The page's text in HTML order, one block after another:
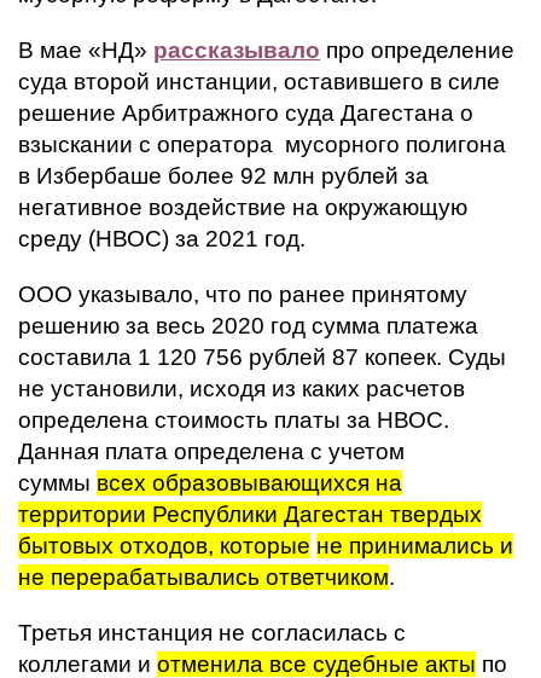
В мае «НД» рассказывало про определение
суда второй инстанции, оставившего в силе
решение Арбитражного суда Дагестана о
взыскании с оператора мусорного полигона
в Избербаше более 92 млн рублей за
негативное воздействие на окружающую
среду (НВОС) за 2021 год.
ООО указывало, что по ранее принятому
решению за весь 2020 год сумма платежа
составила 1 120 756 рублей 87 копеек. Суды
не установили, исходя из каких расчетов
определена стоимость платы за НВОС.
Данная плата определена с учетом
суммы всех образовывающихся на
территории Республики Дагестан твердых
бытовых отходов, которые не принимались и
не перерабатывались ответчиком.
Третья инстанция не согласилась с
коллегами и отменила все судебные акты по